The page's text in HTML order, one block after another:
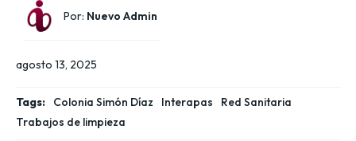
Por: Nuevo Admin
agosto 13, 2025
Tags: Colonia Simón Díaz Interapas
Red Sanitaria
Trabajos de limpieza